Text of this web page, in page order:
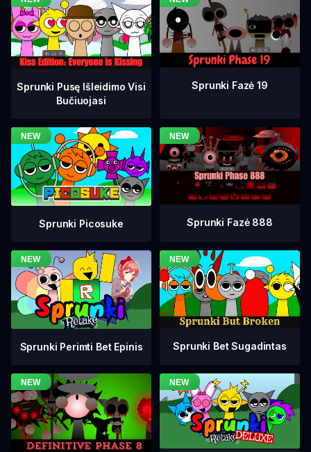
Sprunki Pusę Išleidimo Visi
Bučiuojasi
Sprunki Fazė 19
Sprunki Picosuke Sprunki Fazė 888
Sprunki Perimti Bet Epinis Sprunki Bet Sugadintas